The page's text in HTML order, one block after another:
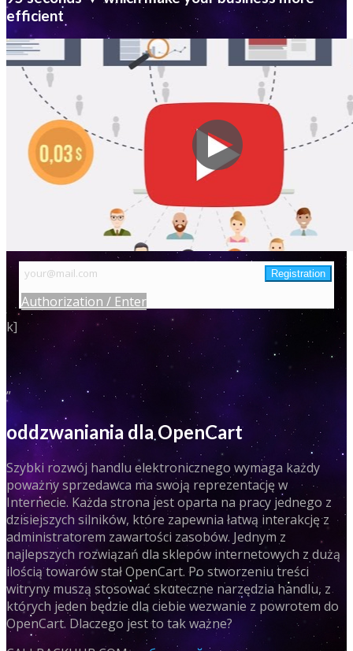
efficient
Authorization / Enter
k]
”
oddzwaniania dla OpenCart
Szybki rozwój handlu elektronicznego wymaga każdy
poważny sprzedawca ma swoją reprezentację w
Internecie. Każda strona jest oparta na pracy jednego z
dzisiejszych silników, które zapewnia łatwą interakcję z
administratorem zawartości zasobów. Jednym z
najlepszych rozwiązań dla sklepów internetowych z dużą
ilością towarów stał OpenCart. Po stworzeniu treści
witryny muszą stosować skuteczne narzędzia handlu, z
których jeden będzie dla ciebie wezwanie z powrotem do
OpenCart. Dlaczego jest to tak ważne?